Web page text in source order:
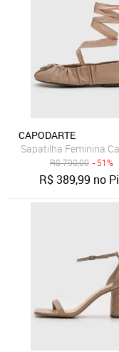
CAPODARTE
Sapatilha Feminina
R$790,00 - 51%
R$389,99 no